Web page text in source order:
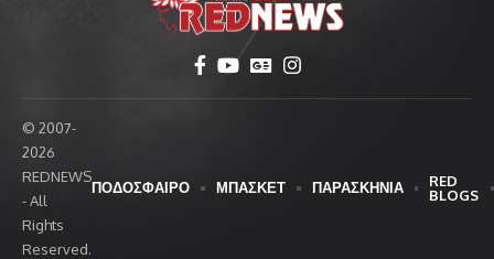
© 2007-
2026
REDNEWS
- All
Rights
Reserved.
ΠΟΔΟΣΦΑΙΡΟ ΜΠΑΣΚΕΤ ΠΑΡΑΣΚΗΝΙΑ
RED
BLOGS